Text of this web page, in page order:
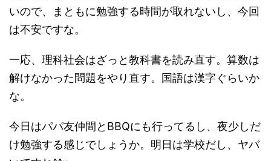
いので、まともに勉強する時間が取れないし、今回
は不安ですな。
一応、理科社会はざっと教科書を読み直す。算数は
解けなかった問題をやり直す。国語は漢字ぐらいか
な。
今日はパパ友仲間とBBQにも行ってるし、夜少しだ
け勉強する感じでしょうか。明日は学校だし、ヤバ